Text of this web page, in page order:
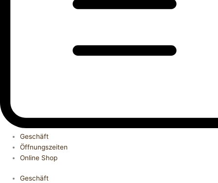
Geschäft
Öffnungszeiten
Online Shop
Geschäft